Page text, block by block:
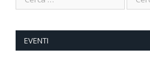
EVENTI